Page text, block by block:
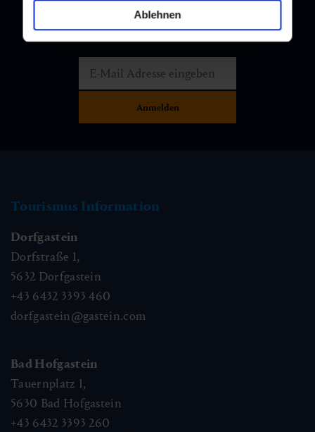
Ablehnen
Melden Sie sich bei unserem Newsletter an, und bleiben Sie
immer am Laufenden!
Tourismus Information
Dorfgastein
Dorfstraße 1,
5632 Dorfgastein
+43 6432 3393 460
dorfgastein@gastein.com
Bad Hofgastein
Tauernplatz 1,
5630 Bad Hofgastein
+43 6432 3393 260